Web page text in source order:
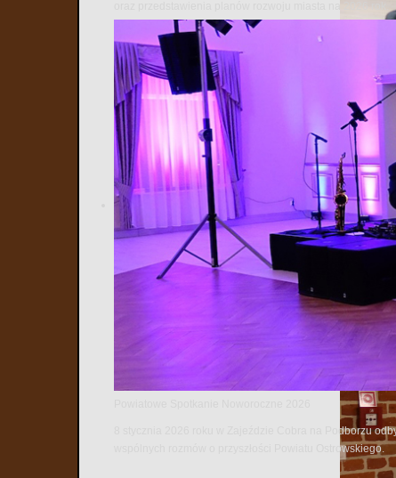
8 stycznia 2026 roku w Zajeździe Cobra na Podborzu
wspólnych rozmów o przyszłości Powiatu Ostrowskiego.